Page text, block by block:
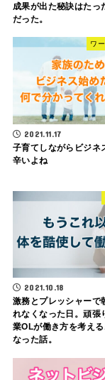
成果が出た秘訣はたっ
だった。
ワ
2021.11.17
子育てしながらビジネ
辛いよね
2021.10.18
激務とプレッシャーで
れなくなった日。頑張
業OLが働き方を考え
なった話。